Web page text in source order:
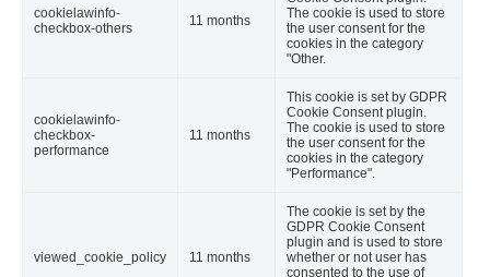
cookielawinfo-
checkbox-others
11 months
The cookie is used to store
the user consent for the
cookies in the category
"Other.
cookielawinfo-
checkbox-
performance
11 months
This cookie is set by GDPR
Cookie Consent plugin.
The cookie is used to store
the user consent for the
cookies in the category
"Performance".
viewed_cookie_policy 11 months
The cookie is set by the
GDPR Cookie Consent
plugin and is used to store
whether or not user has
consented to the use of